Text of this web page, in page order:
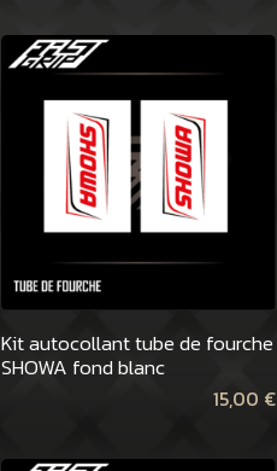
Kit autocollant tube de fourche
SHOWA fond blanc
15,00 €